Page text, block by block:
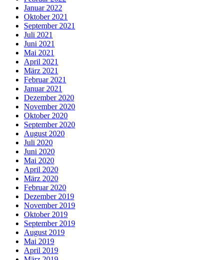
Januar 2022
Oktober 2021
September 2021
Juli 2021
Juni 2021
Mai 2021
April 2021
März 2021
Februar 2021
Januar 2021
Dezember 2020
November 2020
Oktober 2020
September 2020
August 2020
Juli 2020
Juni 2020
Mai 2020
April 2020
März 2020
Februar 2020
Dezember 2019
November 2019
Oktober 2019
September 2019
August 2019
Mai 2019
April 2019